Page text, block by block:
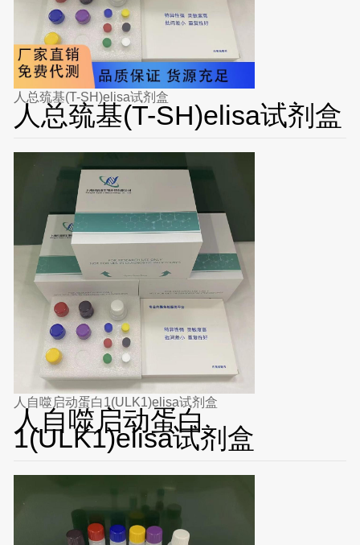
人总巯基(T-SH)elisa试剂盒
人总巯基(T-SH)elisa试剂盒
人自噬启动蛋白1(ULK1)elisa试剂盒
人自噬启动蛋白
1(ULK1)elisa试剂盒